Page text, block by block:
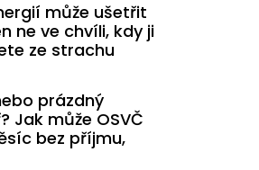
může ušetřit
ne ve chvíli, kdy ji
ze strachu
prázdný
Jak může OSVČ
bez příjmu,